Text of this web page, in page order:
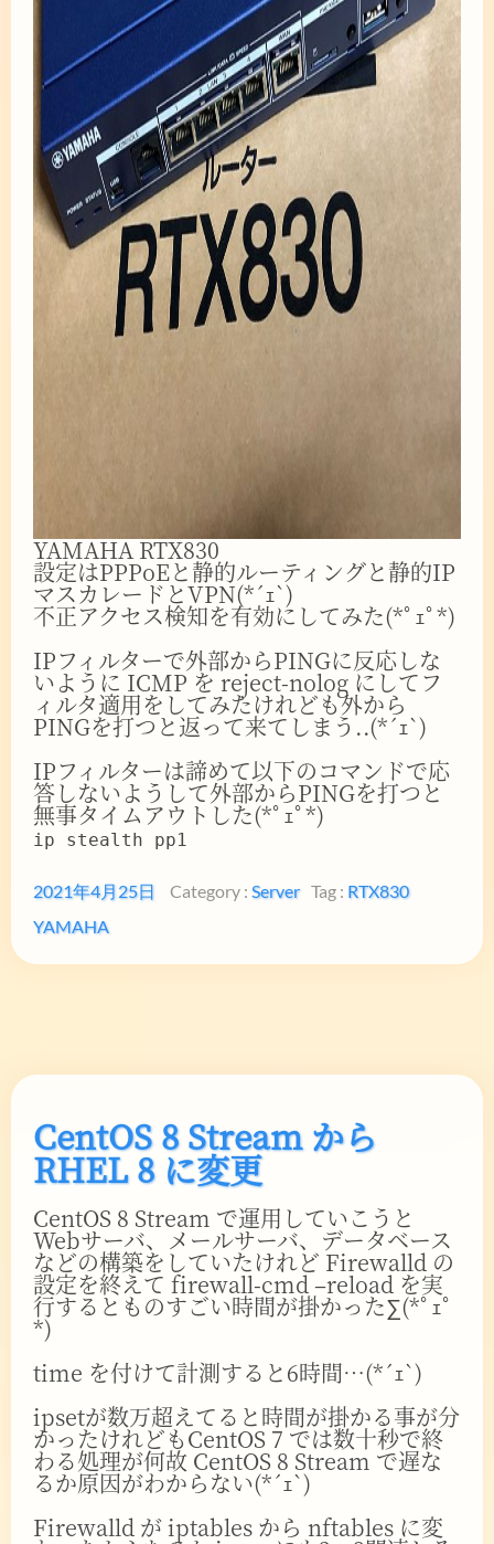
YAMAHA RTX830
設定はPPPoEと静的ルーティングと静的IP
マスカレードとVPN(*´ｪ`)
不正アクセス検知を有効にしてみた(*ﾟｪﾟ*)
IPフィルターで外部からPINGに反応しな
いように ICMP を reject-nolog にしてフ
ィルタ適用をしてみたけれども外から
PINGを打つと返って来てしまう..(*´ｪ`)
IPフィルターは諦めて以下のコマンドで応
答しないようして外部からPINGを打つと
無事タイムアウトした(*ﾟｪﾟ*)
ip stealth pp1
2021年4月25日 Category : Server Tag : RTX830
YAMAHA
CentOS 8 Stream から
RHEL 8 に変更
CentOS 8 Stream で運用していこうと
Webサーバ、メールサーバ、データベース
などの構築をしていたけれど Firewalld の
設定を終えて firewall-cmd –reload を実
行するとものすごい時間が掛かった∑(*ﾟｪﾟ
*)
time を付けて計測すると6時間…(*´ｪ`)
ipsetが数万超えてると時間が掛かる事が分
かったけれどもCentOS 7 では数十秒で終
わる処理が何故 CentOS 8 Stream で遅な
るか原因がわからない(*´ｪ`)
Firewalld が iptables から nftables に変